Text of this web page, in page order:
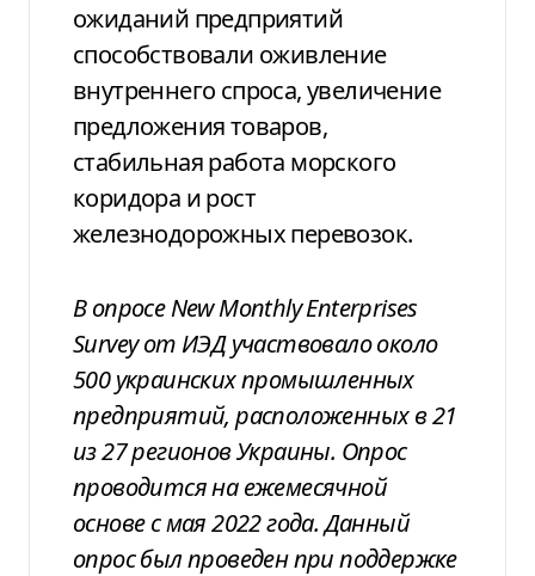
ожиданий предприятий
способствовали оживление
внутреннего спроса, увеличение
предложения товаров,
стабильная работа морского
коридора и рост
железнодорожных перевозок.
В опросе New Monthly Enterprises
Survey от ИЭД участвовало около
500 украинских промышленных
предприятий, расположенных в 21
из 27 регионов Украины. Опрос
проводится на ежемесячной
основе с мая 2022 года. Данный
опрос был проведен при поддержке